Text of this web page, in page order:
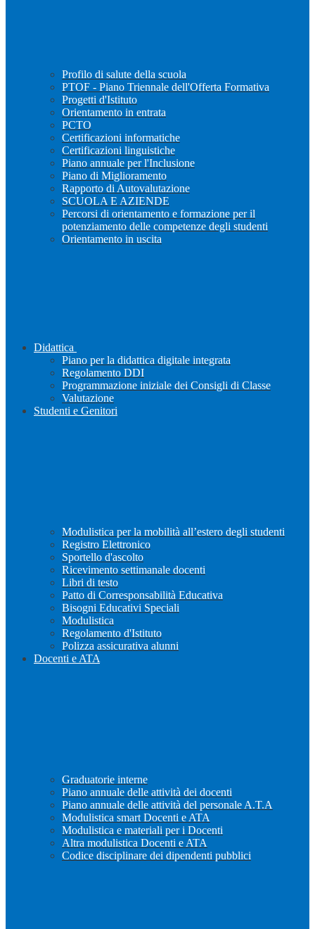
Profilo di salute della scuola
PTOF - Piano Triennale dell'Offerta Formativa
Progetti d'Istituto
Orientamento in entrata
PCTO
Certificazioni informatiche
Certificazioni linguistiche
Piano annuale per l'Inclusione
Piano di Miglioramento
Rapporto di Autovalutazione
SCUOLA E AZIENDE
Percorsi di orientamento e formazione per il
potenziamento delle competenze degli studenti
Orientamento in uscita
Didattica
Piano per la didattica digitale integrata
Regolamento DDI
Programmazione iniziale dei Consigli di Classe
Valutazione
Studenti e Genitori
Modulistica per la mobilità all’estero degli studenti
Registro Elettronico
Sportello d'ascolto
Ricevimento settimanale docenti
Libri di testo
Patto di Corresponsabilità Educativa
Bisogni Educativi Speciali
Modulistica
Regolamento d'Istituto
Polizza assicurativa alunni
Docenti e ATA
Graduatorie interne
Piano annuale delle attività dei docenti
Piano annuale delle attività del personale A.T.A
Modulistica smart Docenti e ATA
Modulistica e materiali per i Docenti
Altra modulistica Docenti e ATA
Codice disciplinare dei dipendenti pubblici